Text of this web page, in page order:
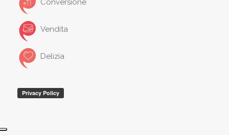
Conversione
Vendita
Delizia